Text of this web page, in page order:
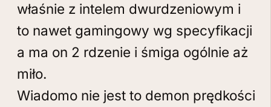
właśnie z intelem dwurdzeniowym i
to nawet gamingowy wg specyfikacji
a ma on 2 rdzenie i śmiga ogólnie aż
miło.
Wiadomo nie jest to demon prędkości